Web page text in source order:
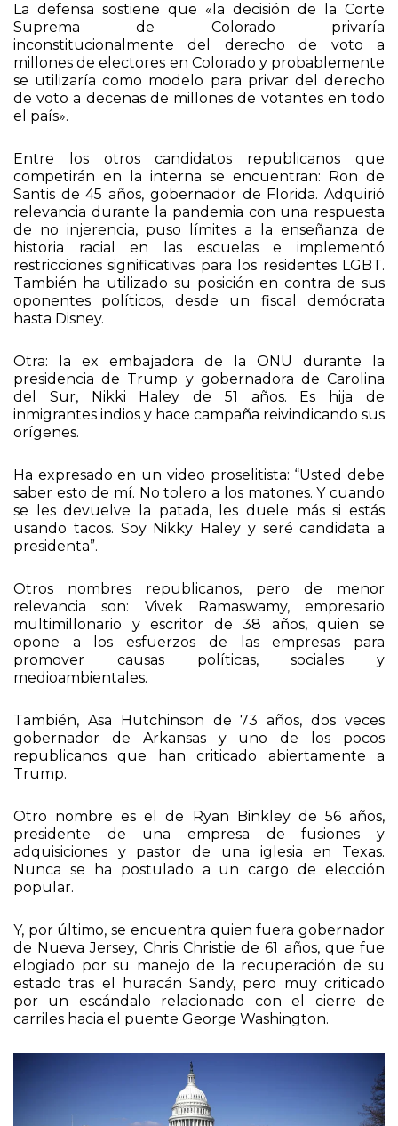
La defensa sostiene que «la decisión de la Corte
Suprema de Colorado privaría
inconstitucionalmente del derecho de voto a
millones de electores en Colorado y probablemente
se utilizaría como modelo para privar del derecho
de voto a decenas de millones de votantes en todo
el país».
Entre los otros candidatos republicanos que
competirán en la interna se encuentran: Ron de
Santis de 45 años, gobernador de Florida. Adquirió
relevancia durante la pandemia con una respuesta
de no injerencia, puso límites a la enseñanza de
historia racial en las escuelas e implementó
restricciones significativas para los residentes LGBT.
También ha utilizado su posición en contra de sus
oponentes políticos, desde un fiscal demócrata
hasta Disney.
Otra: la ex embajadora de la ONU durante la
presidencia de Trump y gobernadora de Carolina
del Sur, Nikki Haley de 51 años. Es hija de
inmigrantes indios y hace campaña reivindicando sus
orígenes.
Ha expresado en un video proselitista: “Usted debe
saber esto de mí. No tolero a los matones. Y cuando
se les devuelve la patada, les duele más si estás
usando tacos. Soy Nikky Haley y seré candidata a
presidenta”.
Otros nombres republicanos, pero de menor
relevancia son: Vivek Ramaswamy, empresario
multimillonario y escritor de 38 años, quien se
opone a los esfuerzos de las empresas para
promover causas políticas, sociales y
medioambientales.
También, Asa Hutchinson de 73 años, dos veces
gobernador de Arkansas y uno de los pocos
republicanos que han criticado abiertamente a
Trump.
Otro nombre es el de Ryan Binkley de 56 años,
presidente de una empresa de fusiones y
adquisiciones y pastor de una iglesia en Texas.
Nunca se ha postulado a un cargo de elección
popular.
Y, por último, se encuentra quien fuera gobernador
de Nueva Jersey, Chris Christie de 61 años, que fue
elogiado por su manejo de la recuperación de su
estado tras el huracán Sandy, pero muy criticado
por un escándalo relacionado con el cierre de
carriles hacia el puente George Washington.